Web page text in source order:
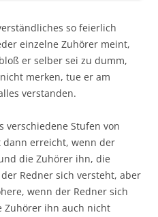
so feierlich
einzelne Zuhörer meint,
er selber sei zu dumm,
merken, tue er am
verstanden.
verschiedene Stufen von
dann erreicht, wenn der
die Zuhörer ihn, die
Redner sich versteht, aber
wenn der Redner sich
Zuhörer ihn auch nicht